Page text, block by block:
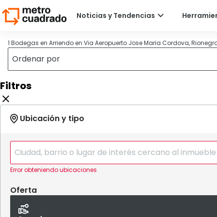
1 Bodegas en Arriendo en Via Aeropuerto Jose Maria Cordova,
Filtros
Error obteniendo ubicaciones
Oferta